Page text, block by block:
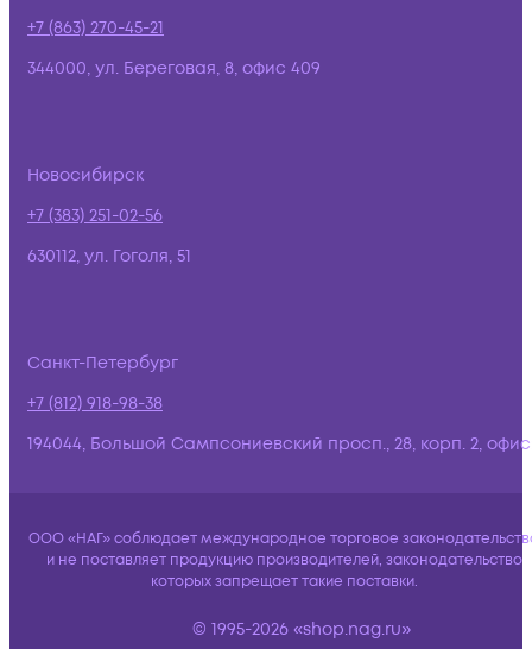
+7 (863) 270-45-21
344000, ул. Береговая, 8, офис 409
Новосибирск
+7 (383) 251-02-56
630112, ул. Гоголя, 51
Санкт-Петербург
+7 (812) 918-98-38
194044, Большой Сампсониевский просп., 28, корп. 2,
ООО «НАГ» соблюдает международное торговое
и не поставляет продукцию производителей, законодательство
которых запрещает такие поставки.
© 1995-2026 «shop.nag.ru»